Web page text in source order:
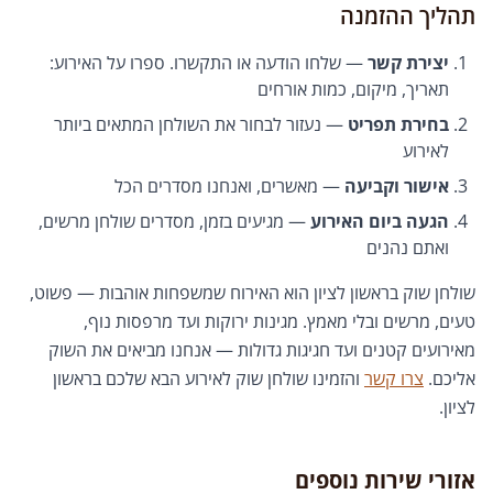
תהליך ההזמנה
יצירת קשר— שלחו הודעה או התקשרו. ספרו על האירוע:
תאריך, מיקום, כמות אורחים
בחירת תפריט — נעזור לבחור את השולחן המתאים ביותר
לאירוע
אישור וקביעה — מאשרים, ואנחנו מסדרים הכל
הגעה ביום האירוע— מגיעים בזמן, מסדרים שולחן מרשים,
ואתם נהנים
שולחן שוק בראשון לציון הוא האירוח שמשפחות אוהבות — פשוט,
טעים, מרשים ובלי מאמץ. מגינות ירוקות ועד מרפסות נוף,
מאירועים קטנים ועד חגיגות גדולות — אנחנו מביאים את השוק
אליכם. צרו קשר והזמינו שולחן שוק לאירוע הבא שלכם בראשון
לציון.
אזורי שירות נוספים